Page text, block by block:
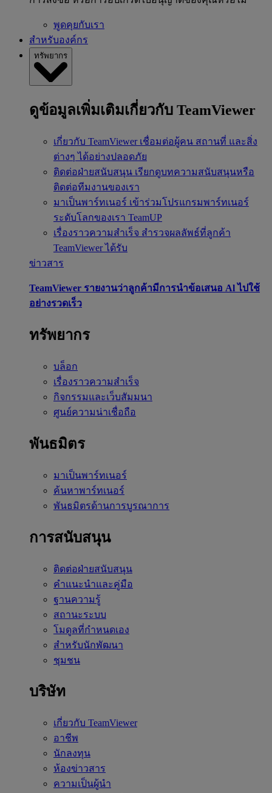
พูดคุยกับเรา
สำหรับองค์กร
ทรัพยากร
ดูข้อมูลเพิ่มเติมเกี่ยวกับ TeamViewer
เกี่ยวกับ TeamViewer เชื่อมต่อผู้คน สถานที่ และสิ่ง
ต่างๆ ได้อย่างปลอดภัย
ติดต่อฝ่ายสนับสนุน เรียกดูบทความสนับสนุนหรือ
ติดต่อทีมงานของเรา
มาเป็นพาร์ทเนอร์ เข้าร่วมโปรแกรมพาร์ทเนอร์
ระดับโลกของเรา TeamUP
เรื่องราวความสำเร็จ สำรวจผลลัพธ์ที่ลูกค้า
TeamViewer ได้รับ
ข่าวสาร
TeamViewer รายงานว่าลูกค้ามีการนำข้อเสนอ Al ไปใช้
อย่างรวดเร็ว
ทรัพยากร
บล็อก
เรื่องราวความสำเร็จ
กิจกรรมและเว็บสัมมนา
ศูนย์ความน่าเชื่อถือ
พันธมิตร
มาเป็นพาร์ทเนอร์
ค้นหาพาร์ทเนอร์
พันธมิตรด้านการบูรณาการ
การสนับสนุน
ติดต่อฝ่ายสนับสนุน
คำแนะนำและคู่มือ
ฐานความรู้
สถานะระบบ
โมดูลที่กำหนดเอง
สำหรับนักพัฒนา
ชุมชน
บริษัท
เกี่ยวกับ TeamViewer
อาชีพ
นักลงทุน
ห้องข่าวสาร
ความเป็นผู้นำ